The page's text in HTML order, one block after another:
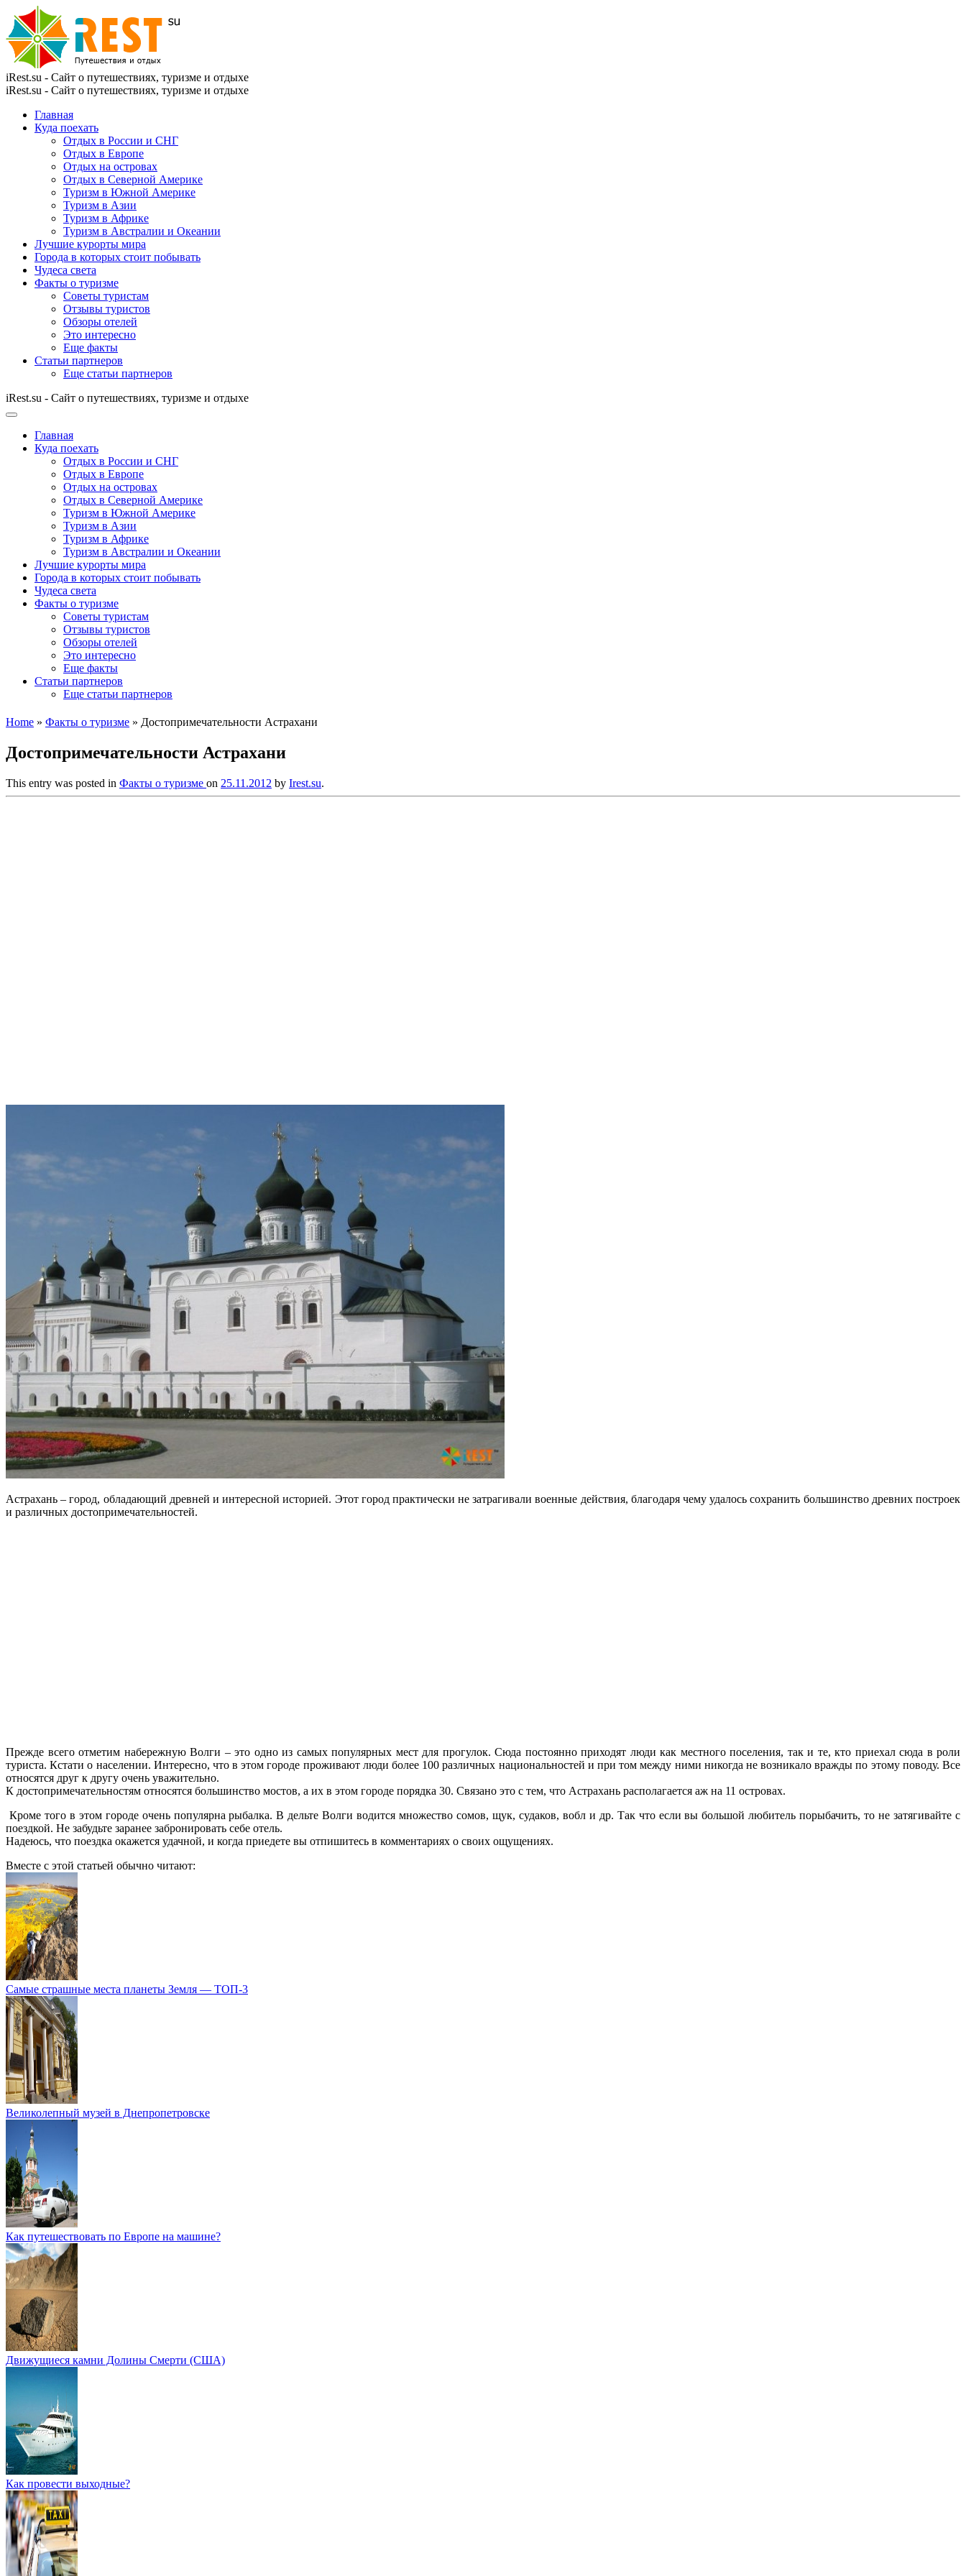
iRest.su - Сайт о путешествиях, туризме и отдыхе
iRest.su - Сайт о путешествиях, туризме и отдыхе
Главная
Куда поехать
Отдых в России и СНГ
Отдых в Европе
Отдых на островах
Отдых в Северной Америке
Туризм в Южной Америке
Туризм в Азии
Туризм в Африке
Туризм в Австралии и Океании
Лучшие курорты мира
Города в которых стоит побывать
Чудеса света
Факты о туризме
Советы туристам
Отзывы туристов
Обзоры отелей
Это интересно
Еще факты
Статьи партнеров
Еще статьи партнеров
iRest.su - Сайт о путешествиях, туризме и отдыхе
Главная
Куда поехать
Отдых в России и СНГ
Отдых в Европе
Отдых на островах
Отдых в Северной Америке
Туризм в Южной Америке
Туризм в Азии
Туризм в Африке
Туризм в Австралии и Океании
Лучшие курорты мира
Города в которых стоит побывать
Чудеса света
Факты о туризме
Советы туристам
Отзывы туристов
Обзоры отелей
Это интересно
Еще факты
Статьи партнеров
Еще статьи партнеров
Home » Факты о туризме » Достопримечательности Астрахани
Достопримечательности Астрахани
This entry was posted in Факты о туризме on 25.11.2012 by Irest.su.
Астрахань – город, обладающий древней и интересной историей. Этот город практически не затрагивали военные действия, благодаря чему удалось сохранить большинство древних построек
и различных достопримечательностей.
Прежде всего отметим набережную Волги – это одно из самых популярных мест для прогулок. Сюда постоянно приходят люди как местного поселения, так и те, кто приехал сюда в роли
туриста. Кстати о населении. Интересно, что в этом городе проживают люди более 100 различных национальностей и при том между ними никогда не возникало вражды по этому поводу. Все
относятся друг к другу очень уважительно.
К достопримечательностям относятся большинство мостов, а их в этом городе порядка 30. Связано это с тем, что Астрахань располагается аж на 11 островах.
Кроме того в этом городе очень популярна рыбалка. В дельте Волги водится множество сомов, щук, судаков, вобл и др. Так что если вы большой любитель порыбачить, то не затягивайте с
поездкой. Не забудьте заранее забронировать себе отель.
Надеюсь, что поездка окажется удачной, и когда приедете вы отпишитесь в комментариях о своих ощущениях.
Вместе с этой статьей обычно читают:
Самые страшные места планеты Земля — ТОП-3
Великолепный музей в Днепропетровске
Как путешествовать по Европе на машине?
Движущиеся камни Долины Смерти (США)
Как провести выходные?